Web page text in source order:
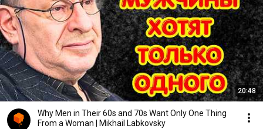
20:48
Why Men in Their 60s and 70s Want Only One Thing
From a Woman | Mikhail Labkovsky